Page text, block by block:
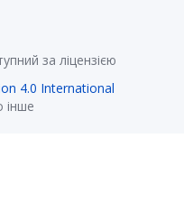
за ліцензією
4.0 International
інше